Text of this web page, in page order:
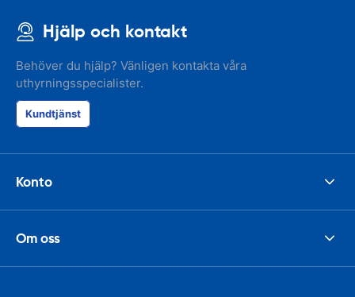
Hjälp och kontakt
Behöver du hjälp? Vänligen kontakta våra
uthyrningsspecialister.
Kundtjänst
Konto
Om oss